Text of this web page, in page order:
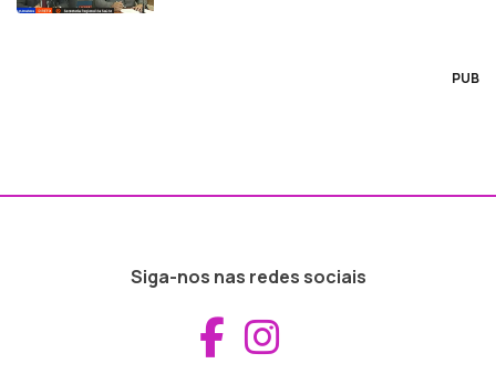
PUB
Siga-nos nas redes sociais
Aceder ao